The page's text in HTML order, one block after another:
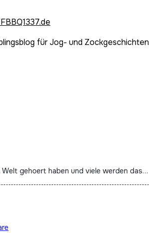
für Jog- und Zockgeschichten
gehoert haben und viele werden das…